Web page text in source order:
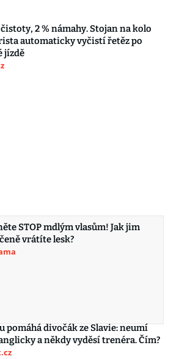
2 % námahy. Stojan na kolo
automaticky vyčistí řetěz po
jízdě
STOP mdlým vlasům! Jak jim
vrátíte lesk?
pomáhá divočák ze Slavie: neumí
a někdy vyděsí trenéra. Čím?